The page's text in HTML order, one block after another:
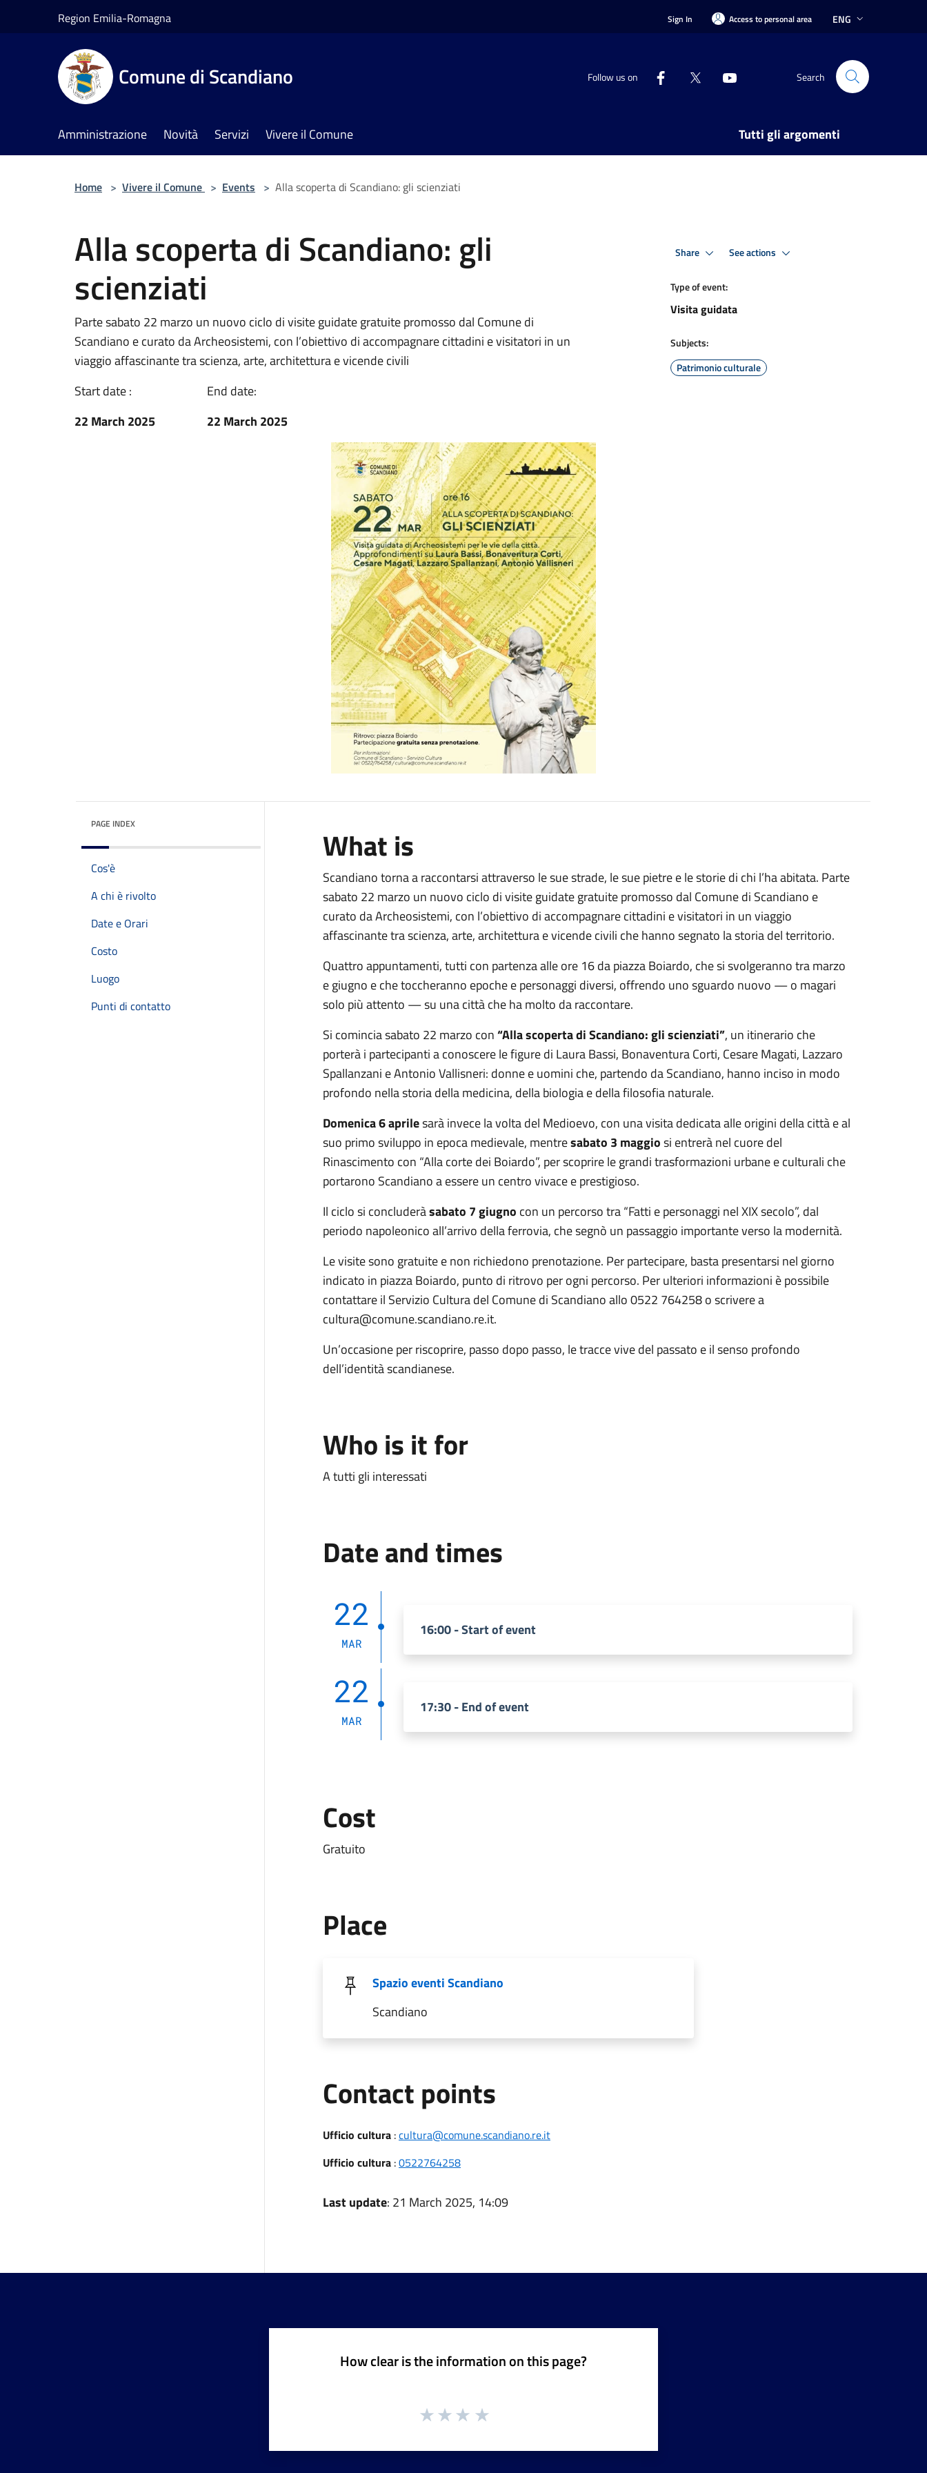
Region Emilia-Romagna Sign In Access to personal area ENG
Comune di Scandiano Follow us on Search
Amministrazione Novità Servizi Vivere il Comune Tutti gli argomenti
Home > Vivere il Comune > Events > Alla scoperta di Scandiano: gli scienziati
Alla scoperta di Scandiano: gli
scienziati
Parte sabato 22 marzo un nuovo ciclo di visite guidate gratuite promosso dal Comune di
Scandiano e curato da Archeosistemi, con l’obiettivo di accompagnare cittadini e visitatori in un
viaggio affascinante tra scienza, arte, architettura e vicende civili
Start date :
22 March 2025
End date:
22 March 2025
Share See actions
Type of event:
Visita guidata
Subjects:
Patrimonio culturale
PAGE INDEX
Cos'è
A chi è rivolto
Date e Orari
Costo
Luogo
Punti di contatto
What is
Scandiano torna a raccontarsi attraverso le sue strade, le sue pietre e le storie di chi l’ha abitata. Parte
sabato 22 marzo un nuovo ciclo di visite guidate gratuite promosso dal Comune di Scandiano e
curato da Archeosistemi, con l’obiettivo di accompagnare cittadini e visitatori in un viaggio
affascinante tra scienza, arte, architettura e vicende civili che hanno segnato la storia del territorio.
Quattro appuntamenti, tutti con partenza alle ore 16 da piazza Boiardo, che si svolgeranno tra marzo
e giugno e che toccheranno epoche e personaggi diversi, offrendo uno sguardo nuovo — o magari
solo più attento — su una città che ha molto da raccontare.
Si comincia sabato 22 marzo con“Alla scoperta di Scandiano: gli scienziati”, un itinerario che
porterà i partecipanti a conoscere le figure di Laura Bassi, Bonaventura Corti, Cesare Magati, Lazzaro
Spallanzani e Antonio Vallisneri: donne e uomini che, partendo da Scandiano, hanno inciso in modo
profondo nella storia della medicina, della biologia e della filosofia naturale.
Domenica 6 aprilesarà invece la volta del Medioevo, con una visita dedicata alle origini della città e al
suo primo sviluppo in epoca medievale, mentresabato 3 maggiosi entrerà nel cuore del
Rinascimento con “Alla corte dei Boiardo”, per scoprire le grandi trasformazioni urbane e culturali che
portarono Scandiano a essere un centro vivace e prestigioso.
Il ciclo si concluderàsabato 7 giugno con un percorso tra “Fatti e personaggi nel XIX secolo”, dal
periodo napoleonico all’arrivo della ferrovia, che segnò un passaggio importante verso la modernità.
Le visite sono gratuite e non richiedono prenotazione. Per partecipare, basta presentarsi nel giorno
indicato in piazza Boiardo, punto di ritrovo per ogni percorso. Per ulteriori informazioni è possibile
contattare il Servizio Cultura del Comune di Scandiano allo 0522 764258 o scrivere a
cultura@comune.scandiano.re.it.
Un’occasione per riscoprire, passo dopo passo, le tracce vive del passato e il senso profondo
dell’identità scandianese.
Who is it for
A tutti gli interessati
Date and times
22
MAR
16:00 - Start of event
22
MAR
17:30 - End of event
Cost
Gratuito
Place
Spazio eventi Scandiano
Scandiano
Contact points
Ufficio cultura:cultura@comune.scandiano.re.it
Ufficio cultura:0522764258
Last update: 21 March 2025, 14:09
How clear is the information on this page?